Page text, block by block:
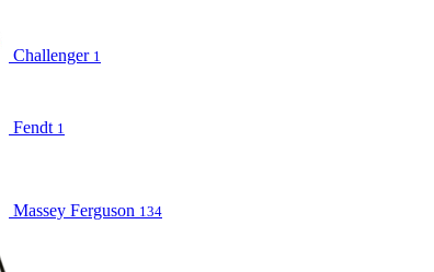
Challenger 1
Fendt 1
Massey Ferguson 134